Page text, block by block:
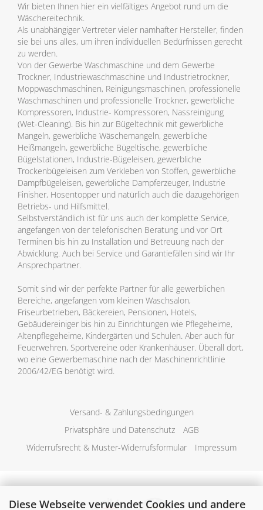
Diese Webseite verwendet Cookies und andere
Wir bieten Ihnen hier ein vielfältiges Angebot rund um die
Wäschereitechnik.
Als unabhängiger Vertreter vieler namhafter Hersteller, finden
sie bei uns alles, um ihren individuellen Bedürfnissen gerecht
zu werden.
Von der Gewerbe Waschmaschine und dem Gewerbe
Trockner, Industriewaschmaschine und Industrietrockner,
Moppwaschmaschinen, Reinigungsmaschinen, professionelle
Waschmaschinen und professionelle Trockner, gewerbliche
Kompressoren, Industrie- Kompressoren, Nassreinigung
(Wet-Cleaning). Bis hin zur Bügeltechnik mit gewerbliche
Mangeln, gewerbliche Wäschemangeln, gewerbliche
Heißmangeln, gewerbliche Bügeltische, gewerbliche
Bügelstationen, Industrie-Bügeleisen, gewerbliche
Trockenbügeleisen zum Verkleben von Stoffen, gewerbliche
Dampfbügeleisen, gewerbliche Dampferzeuger, Industrie
Finisher, Hosentopper und natürlich auch die dazugehörigen
Betriebs- und Hilfsmittel.
Selbstverständlich ist für uns auch der komplette Service,
angefangen von der telefonischen Beratung und vor Ort
Terminen bis hin zu Installation und Betreuung nach der
Abwicklung. Auch bei Service und Garantiefällen sind wir Ihr
Ansprechpartner.
Somit sind wir der perfekte Partner für alle gewerblichen
Bereiche, angefangen vom kleinen Waschsalon,
Friseurbetrieben, Bäckereien, Pensionen, Hotels,
Gebäudereiniger bis hin zu Einrichtungen wie Pflegeheime,
Altenpflegeheime, Kindergärten und Schulen. Aber auch für
Feuerwehren, Sportvereine oder Krankenhäuser. Überall dort,
wo eine Gewerbemaschine nach der Maschinenrichtlinie
2006/42/EG benötigt wird.
Versand- & Zahlungsbedingungen
Privatsphäre und Datenschutz
AGB
Widerrufsrecht & Muster-Widerrufsformular
Impressum